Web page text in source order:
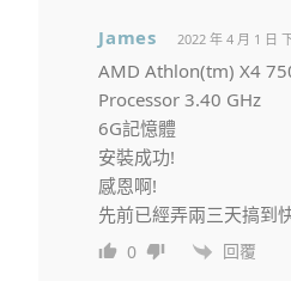
James 2022 年 4 月 1 日
AMD Athlon(tm) X4
Processor 3.40 GHz
6G記憶體
安裝成功!
感恩啊!
先前已經弄兩三天搞到
0 回覆